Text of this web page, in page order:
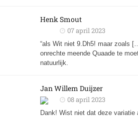
Henk Smout
07 april 2023
“als Wit niet 9.Dh5! maar zoals
onrechte meende Quaade te
natuurlijk.
Jan Willem Duijzer
08 april 2023
Dank! Wist niet dat deze variatie